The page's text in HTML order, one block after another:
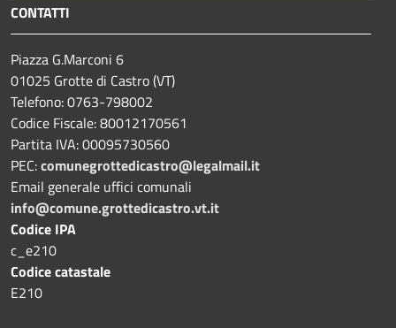
CONTATTI
Piazza G.Marconi 6
01025 Grotte di Castro (VT)
Telefono: 0763-798002
Codice Fiscale: 80012170561
Partita IVA: 00095730560
PEC:comunegrottedicastro@legalmail.it
Email generale uffici comunali
info@comune.grottedicastro.vt.it
Codice IPA
c_e210
Codice catastale
E210